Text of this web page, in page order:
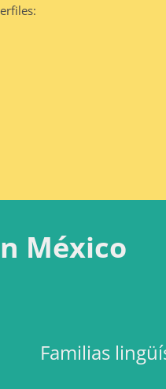
México
Familias